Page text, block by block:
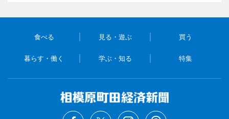
食べる 見る・遊ぶ 買う
暮らす・働く 学ぶ・知る 特集